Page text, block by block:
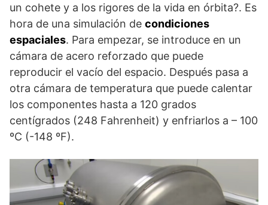
un cohete y a los rigores de la vida en órbita?. Es
hora de una simulación de condiciones
espaciales. Para empezar, se introduce en un
cámara de acero reforzado que puede
reproducir el vacío del espacio. Después pasa a
otra cámara de temperatura que puede calentar
los componentes hasta a 120 grados
centígrados (248 Fahrenheit) y enfriarlos a – 100
ºC (-148 ºF).